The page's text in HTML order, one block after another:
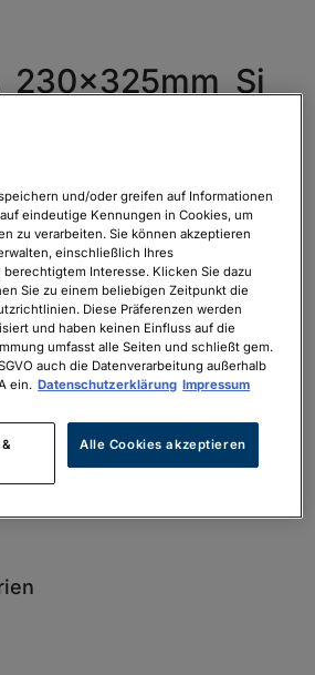
2025-final
und/oder greifen auf Informationen
eindeutige Kennungen in Cookies, um
zu verarbeiten. Sie können akzeptieren
einschließlich Ihres
Interesse. Klicken Sie dazu
Sie zu einem beliebigen Zeitpunkt die
Diese Präferenzen werden
und haben keinen Einfluss auf die
umfasst alle Seiten und schließt gem.
auch die Datenverarbeitung außerhalb
ein. Datenschutzerklärung Impressum
Alle Cookies akzeptieren